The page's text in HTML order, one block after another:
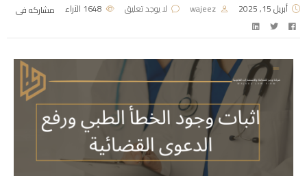
أبريل 15, 2025 wajeez لا يوجد تعليق الآراء مشاركه فى